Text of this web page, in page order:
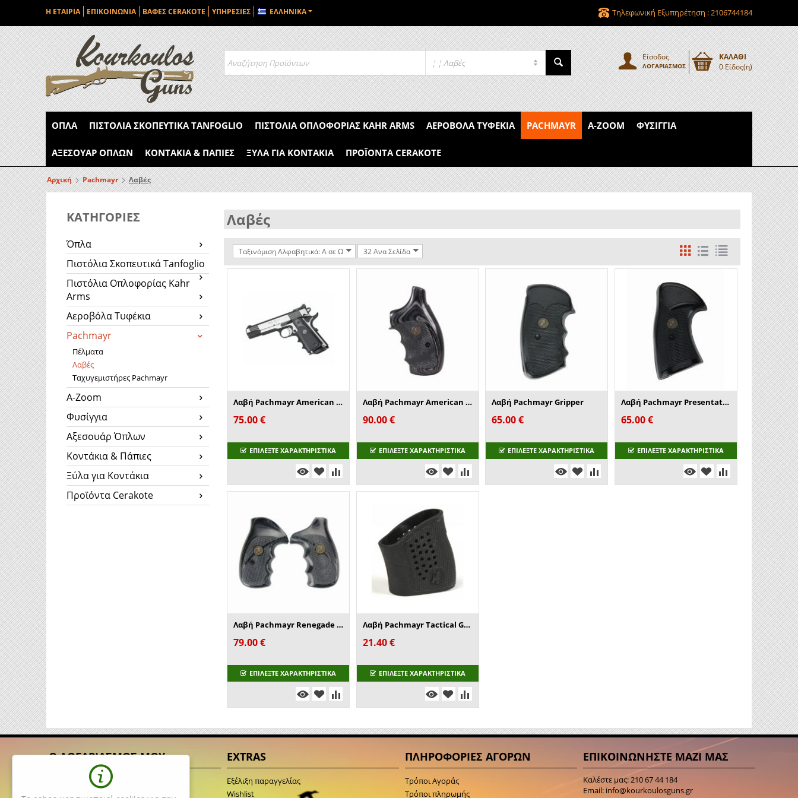
Η ΕΤΑΙΡΙΑ ΕΠΙΚΟΙΝΩΝΙΑ ΒΑΦΕΣ CERAKOTE ΥΠΗΡΕΣΙΕΣ ΕΛΛΗΝΙΚΆ Τηλεφωνική Εξυπηρέτηση : 2106744184
¦ ¦ Λαβές
ΚΑΛΑΘΙ
0 Είδος(η)
Είσοδος
ΛΟΓΑΡΙΑΣΜΌΣ
ΌΠΛΑ ΠΙΣΤΌΛΙΑ ΣΚΟΠΕΥΤΙΚΆ TANFOGLIO ΠΙΣΤΌΛΙΑ ΟΠΛΟΦΟΡΊΑΣ KAHR ARMS ΑΕΡΟΒΌΛΑ ΤΥΦΈΚΙΑ PACHMAYR A-ZOOM ΦΥΣΊΓΓΙΑ
ΑΞΕΣΟΥΆΡ ΌΠΛΩΝ ΚΟΝΤΆΚΙΑ & ΠΆΠΙΕΣ ΞΎΛΑ ΓΙΑ ΚΟΝΤΆΚΙΑ ΠΡΟΪΌΝΤΑ CERAKOTE
Αρχική Pachmayr Λαβές
ΚΑΤΗΓΟΡΙΕΣ
Όπλα
Πιστόλια Σκοπευτικά Tanfoglio
Πιστόλια Οπλοφορίας Kahr
Arms
Αεροβόλα Τυφέκια
Pachmayr
Πέλματα
Λαβές
Ταχυγεμιστήρες Pachmayr
A-Zoom
Φυσίγγια
Αξεσουάρ Όπλων
Κοντάκια & Πάπιες
Ξύλα για Κοντάκια
Προϊόντα Cerakote
Λαβές
Ταξινόμιση Αλφαβητικά: A σε Ω 32 Ανα Σελίδα
Λαβή Pachmayr American Legend Laminate Gr...
75.00€
ΕΠΙΛΕΞΤΕ ΧΑΡΑΚΤΗΡΙΣΤΙΚΑ
Λαβή Pachmayr American Legend Laminate Gr...
90.00€
ΕΠΙΛΕΞΤΕ ΧΑΡΑΚΤΗΡΙΣΤΙΚΑ
Λαβή Pachmayr Gripper
65.00€
ΕΠΙΛΕΞΤΕ ΧΑΡΑΚΤΗΡΙΣΤΙΚΑ
Λαβή Pachmayr Presentation Grips
65.00€
ΕΠΙΛΕΞΤΕ ΧΑΡΑΚΤΗΡΙΣΤΙΚΑ
Λαβή Pachmayr Renegade Wood Laminate Revo...
79.00€
ΕΠΙΛΕΞΤΕ ΧΑΡΑΚΤΗΡΙΣΤΙΚΑ
Λαβή Pachmayr Tactical Grip Gloves
21.40€
ΕΠΙΛΕΞΤΕ ΧΑΡΑΚΤΗΡΙΣΤΙΚΑ
Ο ΛΟΓΑΡΙΑΣΜΟΣ ΜΟΥ
Δημιουργία Λογαριασμού
EXTRAS
Εξέλιξη παραγγελίας
Wishlist
ΠΛΗΡΟΦΟΡΙΕΣ ΑΓΟΡΩΝ
Τρόποι Αγοράς
Τρόποι πληρωμής
ΕΠΙΚΟΙΝΩΝΗΣΤΕ ΜΑΖΙ ΜΑΣ
Καλέστε μας:210 67 44 184
Email: info@kourkoulosguns.gr